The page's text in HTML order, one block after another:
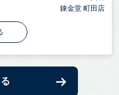
錬金堂 町田店